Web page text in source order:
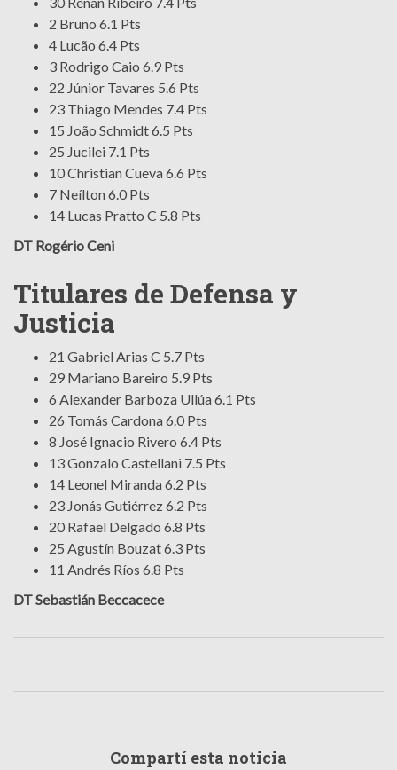
2 Bruno 6.1 Pts
4 Lucão 6.4 Pts
3 Rodrigo Caio 6.9 Pts
22 Júnior Tavares 5.6 Pts
23 Thiago Mendes 7.4 Pts
15 João Schmidt 6.5 Pts
25 Jucilei 7.1 Pts
10 Christian Cueva 6.6 Pts
7 Neílton 6.0 Pts
14 Lucas Pratto C 5.8 Pts
DT Rogério Ceni
Titulares de Defensa y
Justicia
21 Gabriel Arias C 5.7 Pts
29 Mariano Bareiro 5.9 Pts
6 Alexander Barboza Ullúa 6.1 Pts
26 Tomás Cardona 6.0 Pts
8 José Ignacio Rivero 6.4 Pts
13 Gonzalo Castellani 7.5 Pts
14 Leonel Miranda 6.2 Pts
23 Jonás Gutiérrez 6.2 Pts
20 Rafael Delgado 6.8 Pts
25 Agustín Bouzat 6.3 Pts
11 Andrés Ríos 6.8 Pts
DTSebastián Beccacece
Compartí esta noticia